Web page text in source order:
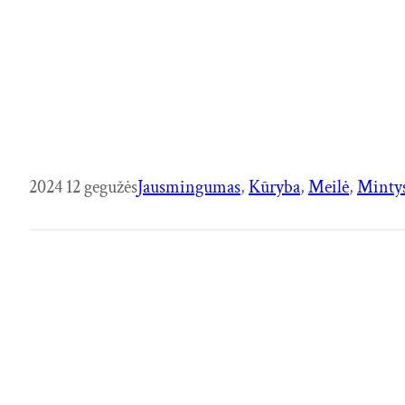
2024 12 gegužėsJausmingumas, Kūryba, Meilė,